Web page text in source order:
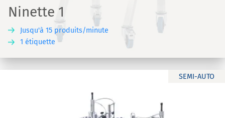
Ninette 1
Jusqu'à 15 produits/minute
1 étiquette
SEMI-AUTO